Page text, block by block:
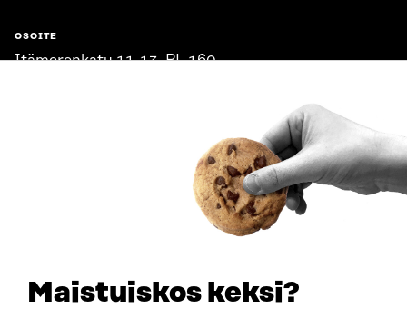
Maistuiskos keksi?
OSOITE
Itämerenkatu 11-13, PL 160,